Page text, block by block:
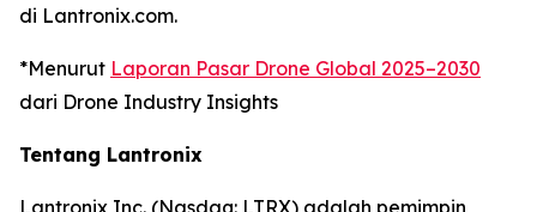
di Lantronix.com.
*Menurut Laporan Pasar Drone Global 2025–2030
dari Drone Industry Insights
Tentang Lantronix
Lantronix Inc. (Nasdaq: LTRX) adalah pemimpin